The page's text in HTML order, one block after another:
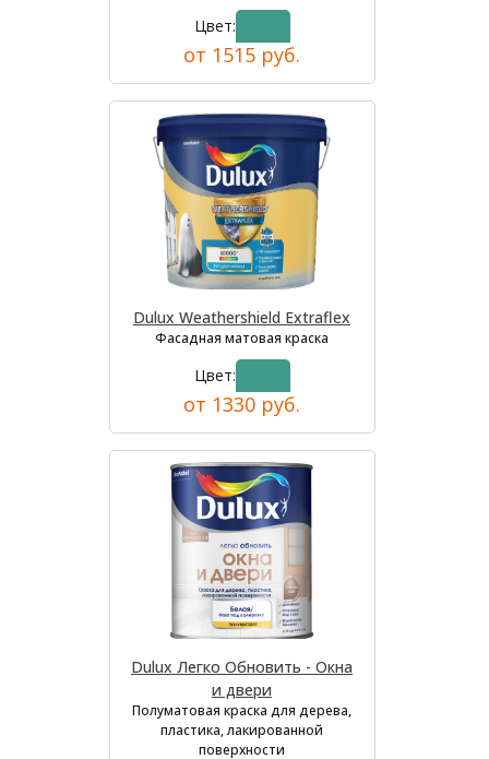
Цвет:
от 1515 руб.
Dulux Weathershield Extraflex
Фасадная матовая краска
Цвет:
от 1330 руб.
Dulux Легко Обновить - Окна
и двери
Полуматовая краска для дерева,
пластика, лакированной
поверхности